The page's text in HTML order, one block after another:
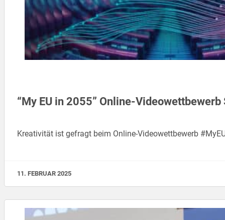
“My EU in 2055” Online-
Kreativität ist gefragt beim Online-Videowettbewerb
11. FEBRUAR 2025